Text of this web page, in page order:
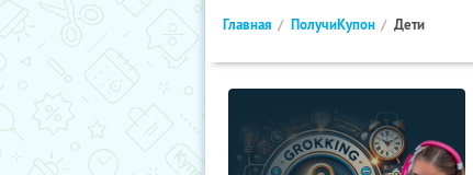
Главная ПолучиКупон Дети